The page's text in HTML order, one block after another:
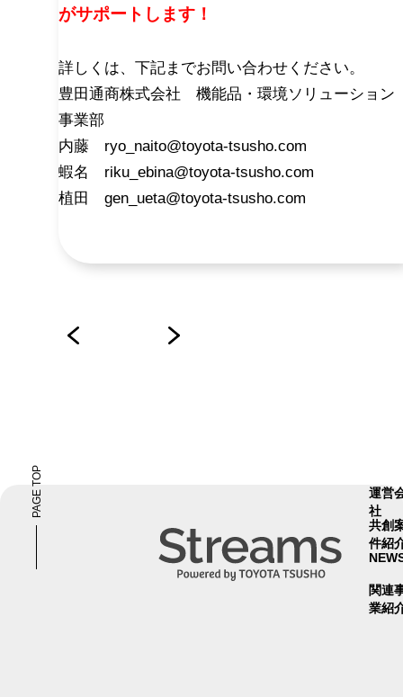
がサポートします！
詳しくは、下記までお問い合わせください。
豊田通商株式会社 機能品・環境ソリューション
事業部
内藤 ryo_naito@toyota-tsusho.com
蝦名 riku_ebina@toyota-tsusho.com
植田 gen_ueta@toyota-tsusho.com
投
運営
社
共創
件紹
関連
業紹
PAGE TOP